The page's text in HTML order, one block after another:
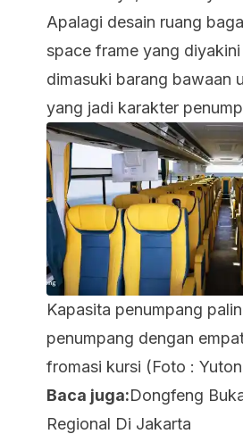
Apalagi desain ruang
space frame yang
dimasuki barang bawaan
yang jadi karakter
Kapasita penumpang
penumpang dengan
fromasi kursi (Foto :
Baca juga:Dongfeng
Regional Di Jakarta